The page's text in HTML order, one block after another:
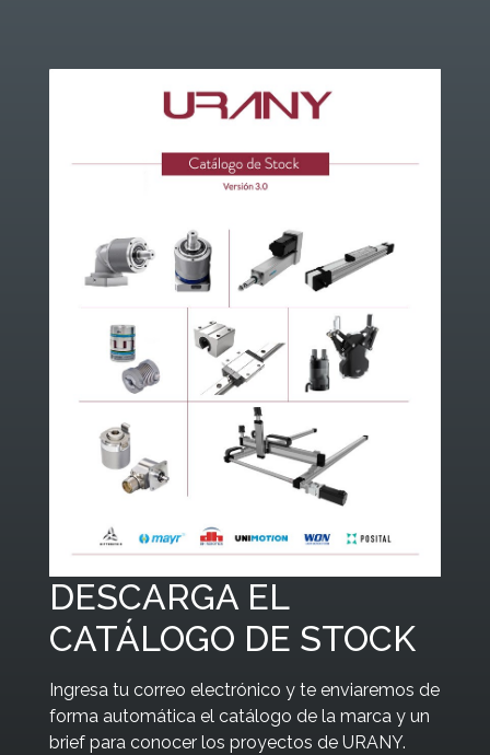
DESCARGA EL
CATÁLOGO DE STOCK
Ingresa tu correo electrónico y te enviaremos de
forma automática el catálogo de la marca y un
brief para conocer los proyectos de URANY.